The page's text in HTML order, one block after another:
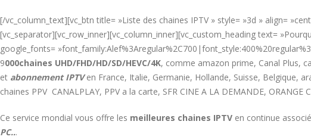
[/vc_column_text][vc_btn title= »Liste des chaines IPTV » style= »3d » align=
[vc_separator][vc_row_inner][vc_column_inner][vc_custom_heading text=
google_fonts=
9000chaines UHD/FHD/HD/SD/HEVC/4K, comme amazon prime, Canal Plus,
et abonnement IPTVen France, Italie, Germanie, Hollande, Suisse, Belgique,
chaines PPV CANALPLAY, PPV a la carte, SFR CINE A LA DEMANDE,
Ce service mondial vous offre les meilleures chaines IPTV en continue
PC...